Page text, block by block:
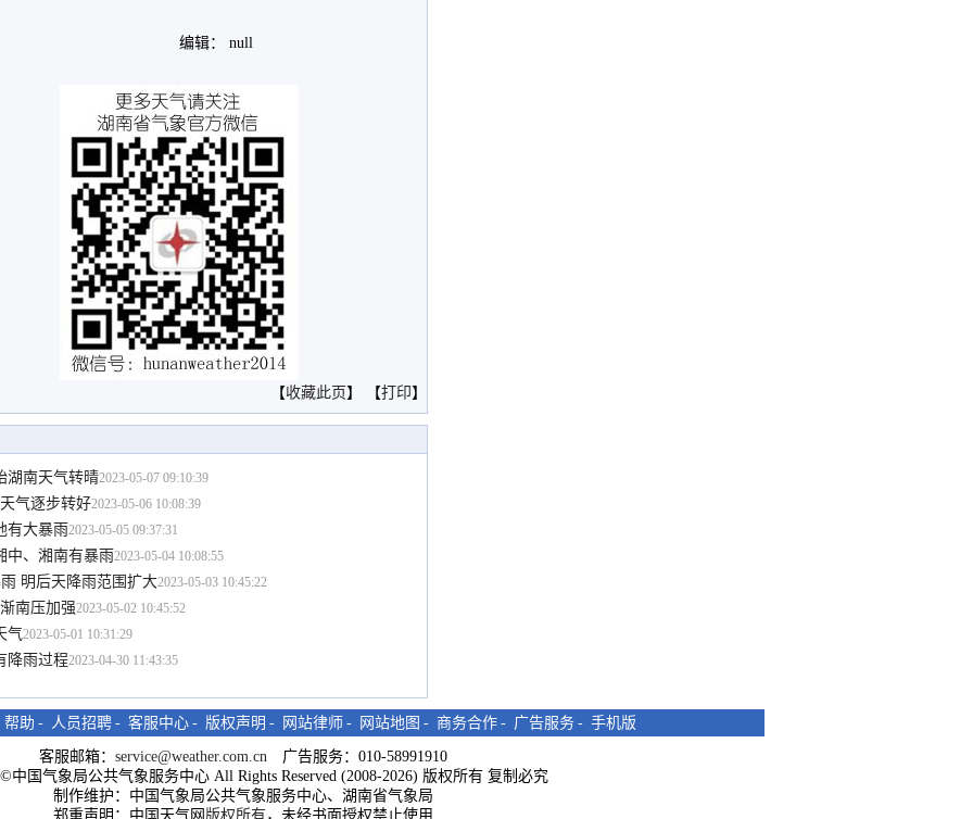
编辑： null
【收藏此页 】 【打印】
湖南天气转晴2023-05-07 09:10:39
气逐步转好2023-05-06 10:08:39
有大暴雨2023-05-05 09:37:31
中、湘南有暴雨2023-05-04 10:08:55
明后天降雨范围扩大2023-05-03 10:45:22
南压加强2023-05-02 10:45:52
气2023-05-01 10:31:29
降雨过程2023-04-30 11:43:35
帮助 - 人员招聘 - 客服中心 - 版权声明 - 网站律师 - 网站地图 - 商务合作 - 广告服务 - 手机版
客服邮箱： service@weather.com.cn 广告服务：010-58991910
中国气象局公共气象服务中心 All Rights Reserved (2008-2026) 版权所有 复制必究
制作维护：中国气象局公共气象服务中心、湖南省气象局
郑重声明：中国天气网 版权所有，未经书面授权禁止使用